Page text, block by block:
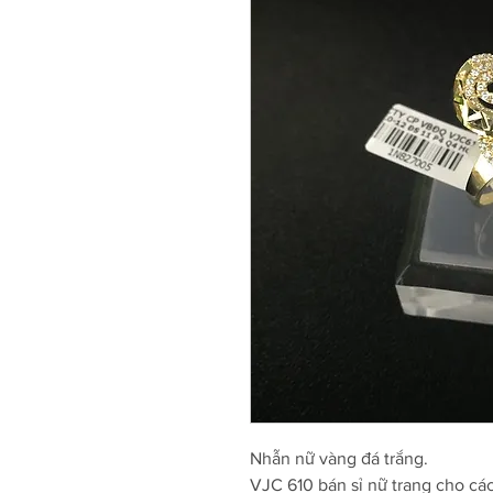
Nhẫn nữ vàng đá trắng.
VJC 610 bán sỉ nữ trang cho